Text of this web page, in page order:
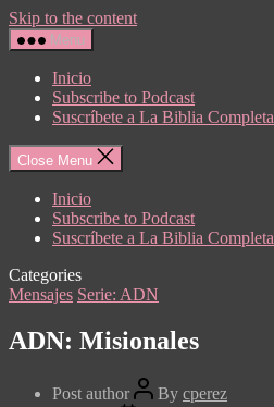
Skip to the content
Menu
Inicio
Subscribe to Podcast
Suscríbete a La Biblia Completa
Close Menu
Inicio
Subscribe to Podcast
Suscríbete a La Biblia Completa
Categories
Mensajes Serie: ADN
ADN: Misionales
Post author By cperez